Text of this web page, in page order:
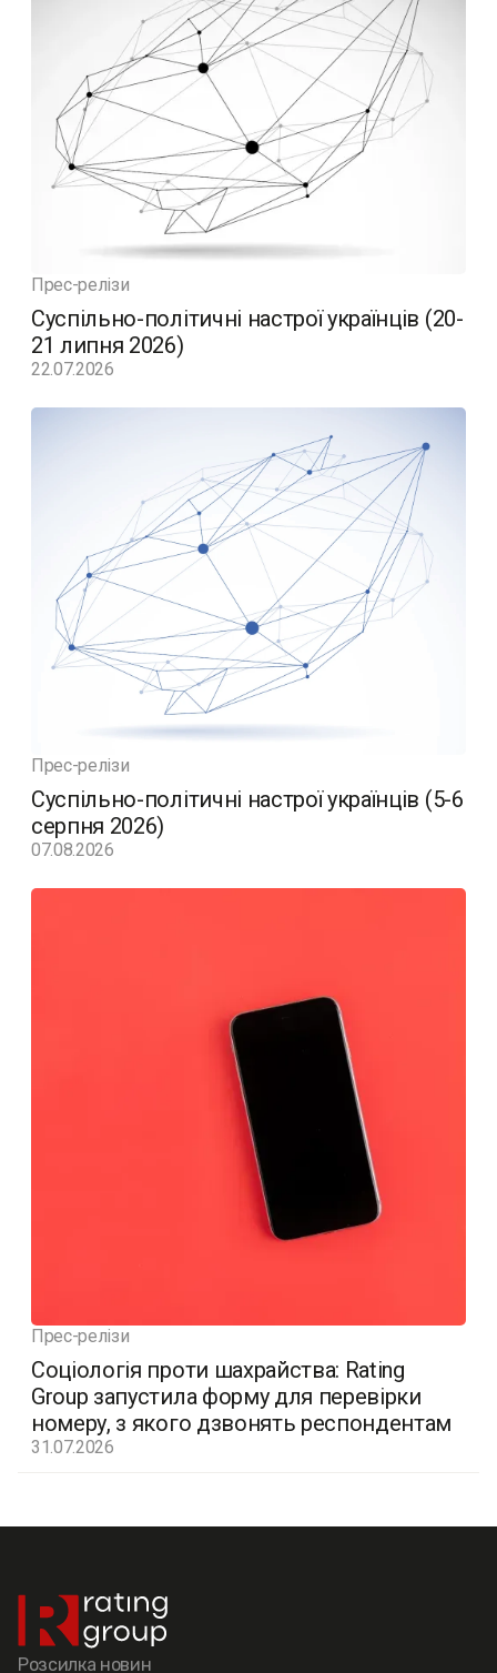
Прес-релізи
Суспільно-політичні настрої українців (20-
21 липня 2026)
22.07.2026
Прес-релізи
Суспільно-політичні настрої українців (5-6
серпня 2026)
07.08.2026
Прес-релізи
Соціологія проти шахрайства: Rating
Group запустила форму для перевірки
номеру, з якого дзвонять респондентам
31.07.2026
Розсилка новин